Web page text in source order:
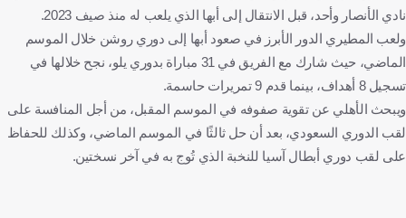
نادي الأنصار وأحد، قبل الانتقال إلى أبها الذي يلعب له منذ صيف 2023.
ولعب المطيري الدور الأبرز في صعود أبها إلى دوري روشن خلال الموسم
الماضي، حيث شارك مع الفريق في 31 مباراة بدوري يلو، نجح خلالها في
تسجيل 8 أهداف، بينما قدم 9 تمريرات حاسمة.
ويبحث الأهلي عن تقوية صفوفه في الموسم المقبل، من أجل المنافسة على
لقب الدوري السعودي، بعد أن حل ثالثًا في الموسم الماضي، وكذلك للحفاظ
على لقب دوري أبطال آسيا للنخبة الذي تُوج به في آخر نسختين.